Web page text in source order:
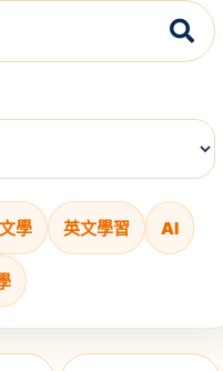
學 英文學習 AI